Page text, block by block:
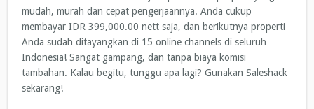
mudah, murah dan cepat pengerjaannya. Anda cukup
membayar IDR 399,000.00 nett saja, dan berikutnya properti
Anda sudah ditayangkan di 15 online channels di seluruh
Indonesia! Sangat gampang, dan tanpa biaya komisi
tambahan. Kalau begitu, tunggu apa lagi? Gunakan Saleshack
sekarang!